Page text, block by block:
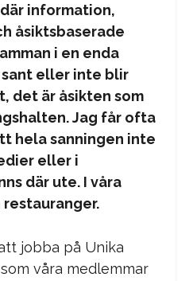
information,
åsiktsbaserade
i en enda
sant eller inte blir
det är åsikten som
Jag får ofta
hela sanningen inte
eller i
där ute. I våra
jobba på Unika
våra medlemmar